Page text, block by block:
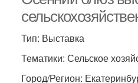
Тип: Выставка
Тематики: Сельское
Город/Регион: